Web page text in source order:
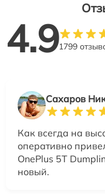
4.91799
Сахаров
Как всегда на
оперативно
OnePlus 5T
новый.